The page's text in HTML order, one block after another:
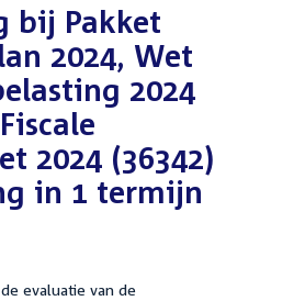
bij Pakket
2024, Wet
2024
2024 (36342)
in 1 termijn
evaluatie van de